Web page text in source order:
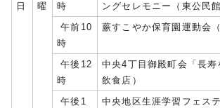
日
曜
時
ングセレモニー（東公民館
午前10
時
蕨すこやか保育園運動会
午後12
時
中央4丁目御殿町会「長寿
飲食店）
午後1
中央地区生涯学習フェス